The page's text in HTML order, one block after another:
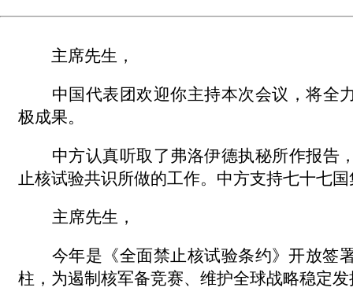
主席先生，
中国代表团欢迎你主持本次会议，将全
极成果。
中方认真听取了弗洛伊德执秘所作报告
止核试验共识所做的工作。中方支持七十七
主席先生，
今年是《全面禁止核试验条约》开放签
柱，为遏制核军备竞赛、维护全球战略稳定